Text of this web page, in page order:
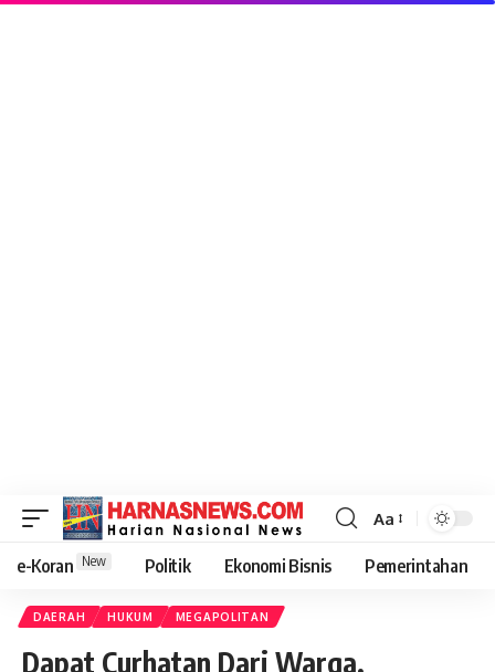
Aa
e-Koran New Politik Ekonomi Bisnis Pemerintahan
DAERAH HUKUM MEGAPOLITAN
Dapat Curhatan Dari Warga,